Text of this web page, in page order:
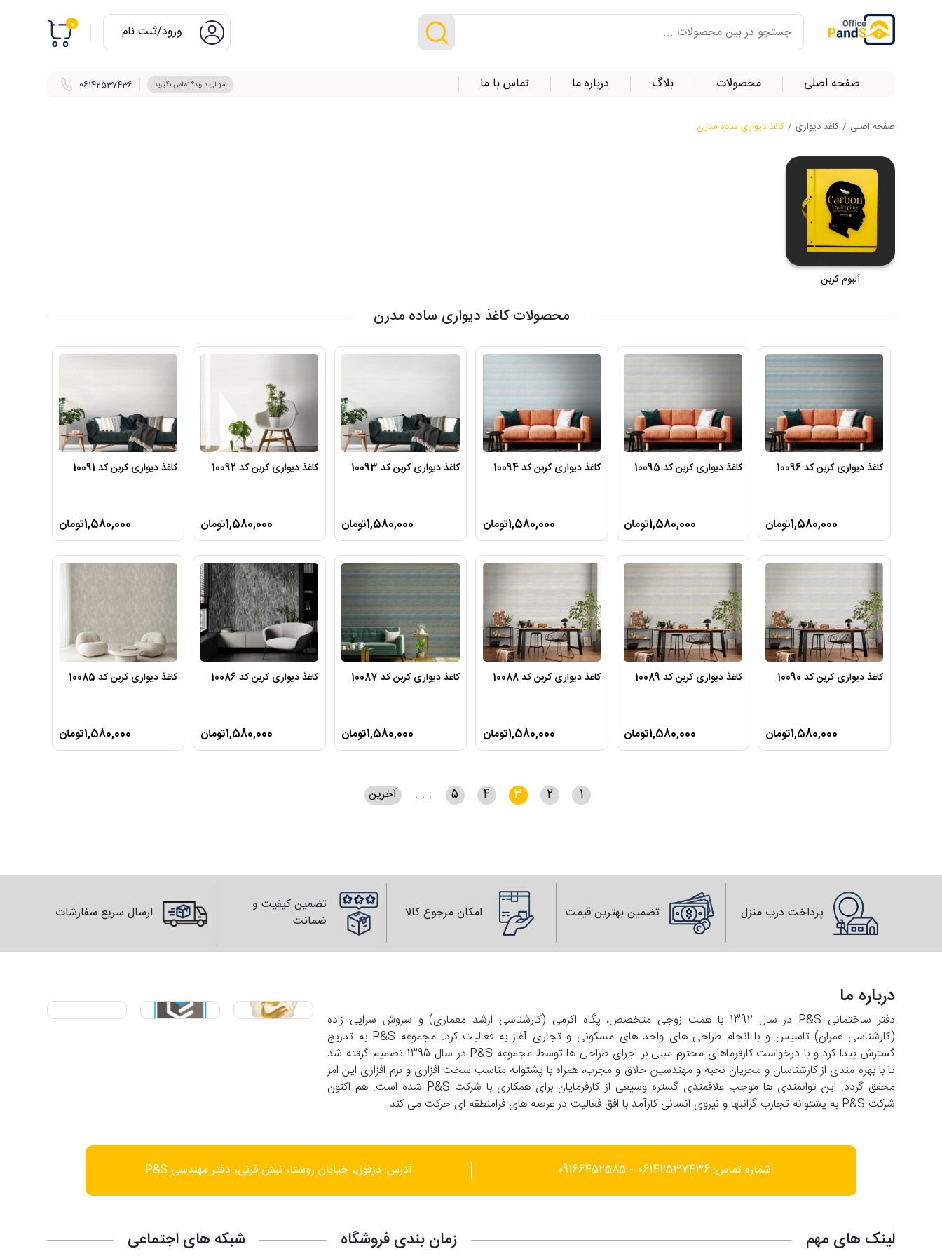
0 ورود/ثبت نام
صفحه اصلی محصولات بلاگ درباره ما تماس با ما 06142537436 سوالی دارید؟ تماس بگیرید
صفحه اصلی / کاغذ دیواری / کاغذ دیواری ساده مدرن
آلبوم کربن
محصولات کاغذ دیواری ساده مدرن
کاغذ دیواری کربن کد 10096
1,580,000تومان
کاغذ دیواری کربن کد 10095
1,580,000تومان
کاغذ دیواری کربن کد 10094
1,580,000تومان
کاغذ دیواری کربن کد 10093
1,580,000تومان
کاغذ دیواری کربن کد 10092
1,580,000تومان
کاغذ دیواری کربن کد 10091
1,580,000تومان
کاغذ دیواری کربن کد 10090
1,580,000تومان
کاغذ دیواری کربن کد 10089
1,580,000تومان
کاغذ دیواری کربن کد 10088
1,580,000تومان
کاغذ دیواری کربن کد 10087
1,580,000تومان
کاغذ دیواری کربن کد 10086
1,580,000تومان
کاغذ دیواری کربن کد 10085
1,580,000تومان
1
2
3
4
5
. . . آخرین
پرداخت درب منزل تضمین بهترین قیمت امکان مرجوع کالا
تضمین کیفیت و
ضمانت
ارسال سریع سفارشات
درباره ما
دفتر ساختمانی P&S در سال 1392 با همت زوجی متخصص، پگاه اکرمی (کارشناسی ارشد معماری) و سروش سرایی زاده
(کارشناسی عمران) تاسیس و با انجام طراحی های واحد های مسکونی و تجاری آغاز به فعالیت کرد. مجموعه P&S به تدریج
گسترش پیدا کرد و با درخواست کارفرماهای محترم مبنی بر اجرای طراحی ها توسط مجموعه P&S در سال 1395 تصمیم گرفته شد
تا با بهره مندی از کارشناسان و مجریان نخبه و مهندسین خلاق و مجرب، همراه با پشتوانه مناسب سخت افزاری و نرم افزاری این امر
محقق گردد. این توانمندی ها موجب علاقمندی گستره وسیعی از کارفرمایان برای همکاری با شرکت P&S شده است. هم اکنون
شرکت P&S به پشتوانه تجارب گرانبها و نیروی انسانی کارآمد با افق فعالیت در عرصه های فرامنطقه ای حرکت می کند.
شماره تماس: 06142537436 - 09166452585 آدرس: دزفول، خیابان روستا، نبش قرنی، دفتر مهندسی P&S
لینک های مهم زمان بندی فروشگاه شبکه های اجتماعی